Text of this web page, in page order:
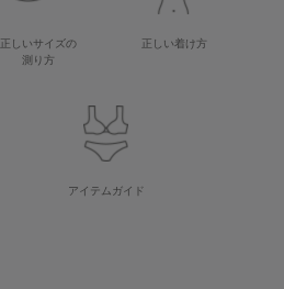
正しいサイズの
測り方
正しい着け方
アイテムガイド